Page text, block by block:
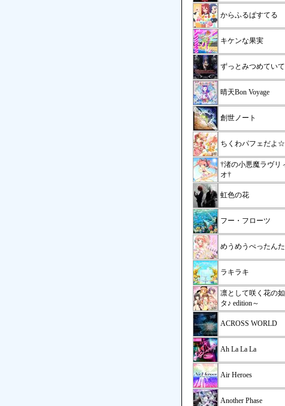
からふるぱすてる
キケンな果実
ずっとみつめてい
晴天Bon Voyage
創世ノート
ちくわパフェだよ
†渚の小悪魔ラヴリ
オ†
虹色の花
フー・フローツ
めうめうぺったんた
ラキラキ
凛として咲く花の
タ♪ edition～
ACROSS WORLD
Ah La La La
Air Heroes
Another Phase